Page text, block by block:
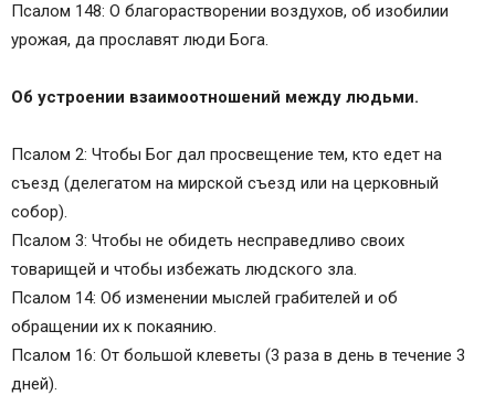
Псалом 148: О благорастворении воздухов, об изобилии
урожая, да прославят люди Бога.
Об устроении взаимоотношений между людьми.
Псалом 2: Чтобы Бог дал просвещение тем, кто едет на
съезд (делегатом на мирской съезд или на церковный
собор).
Псалом 3: Чтобы не обидеть несправедливо своих
товарищей и чтобы избежать людского зла.
Псалом 14: Об изменении мыслей грабителей и об
обращении их к покаянию.
Псалом 16: От большой клеветы (3 раза в день в течение 3
дней).